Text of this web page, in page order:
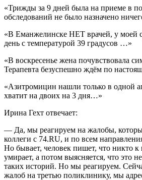
«Трижды за 9 дней была на приеме в
обследований не было назначено
«В Еманжелинске НЕТ врачей, у моей
день с температурой 39 градусов …»
«В воскресенье жена почувствовала
Терапевта безуспешно ждём по
«Азитромицин нашли только в одной
хватит на двоих на 3 дня…»
Ирина Гехт отвечает:
— Да, мы реагируем на жалобы,
коллеги с 74.RU, и по всем
Но бывает, человек пишет, что никто
умирает, а потом выясняется, что это
таких историй. Но мы реагируем.
жалоб на третью поликлинику, мы